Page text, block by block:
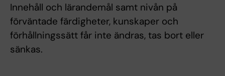
Innehåll och lärandemål samt nivån på
förväntade färdigheter, kunskaper och
förhållningssätt får inte ändras, tas bort eller
sänkas.